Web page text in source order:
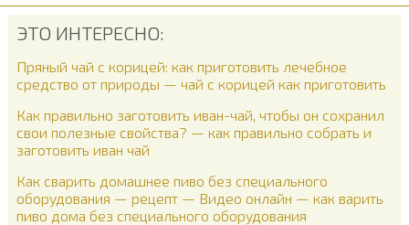
ЭТО ИНТЕРЕСНО:
Пряный чай с корицей: как приготовить лечебное
средство от природы — чай с корицей как приготовить
Как правильно заготовить иван-чай, чтобы он сохранил
свои полезные свойства? — как правильно собрать и
заготовить иван чай
Как сварить домашнее пиво без специального
оборудования — рецепт — Видео онлайн — как варить
пиво дома без специального оборудования